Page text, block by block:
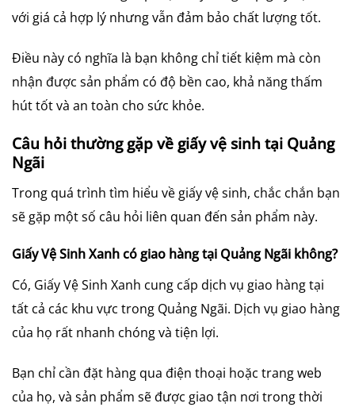
với giá cả hợp lý nhưng vẫn đảm bảo chất lượng tốt.
Điều này có nghĩa là bạn không chỉ tiết kiệm mà còn
nhận được sản phẩm có độ bền cao, khả năng thấm
hút tốt và an toàn cho sức khỏe.
Câu hỏi thường gặp về giấy vệ sinh tại Quảng
Ngãi
Trong quá trình tìm hiểu về giấy vệ sinh, chắc chắn bạn
sẽ gặp một số câu hỏi liên quan đến sản phẩm này.
Giấy Vệ Sinh Xanh có giao hàng tại Quảng Ngãi không?
Có, Giấy Vệ Sinh Xanh cung cấp dịch vụ giao hàng tại
tất cả các khu vực trong Quảng Ngãi. Dịch vụ giao hàng
của họ rất nhanh chóng và tiện lợi.
Bạn chỉ cần đặt hàng qua điện thoại hoặc trang web
của họ, và sản phẩm sẽ được giao tận nơi trong thời